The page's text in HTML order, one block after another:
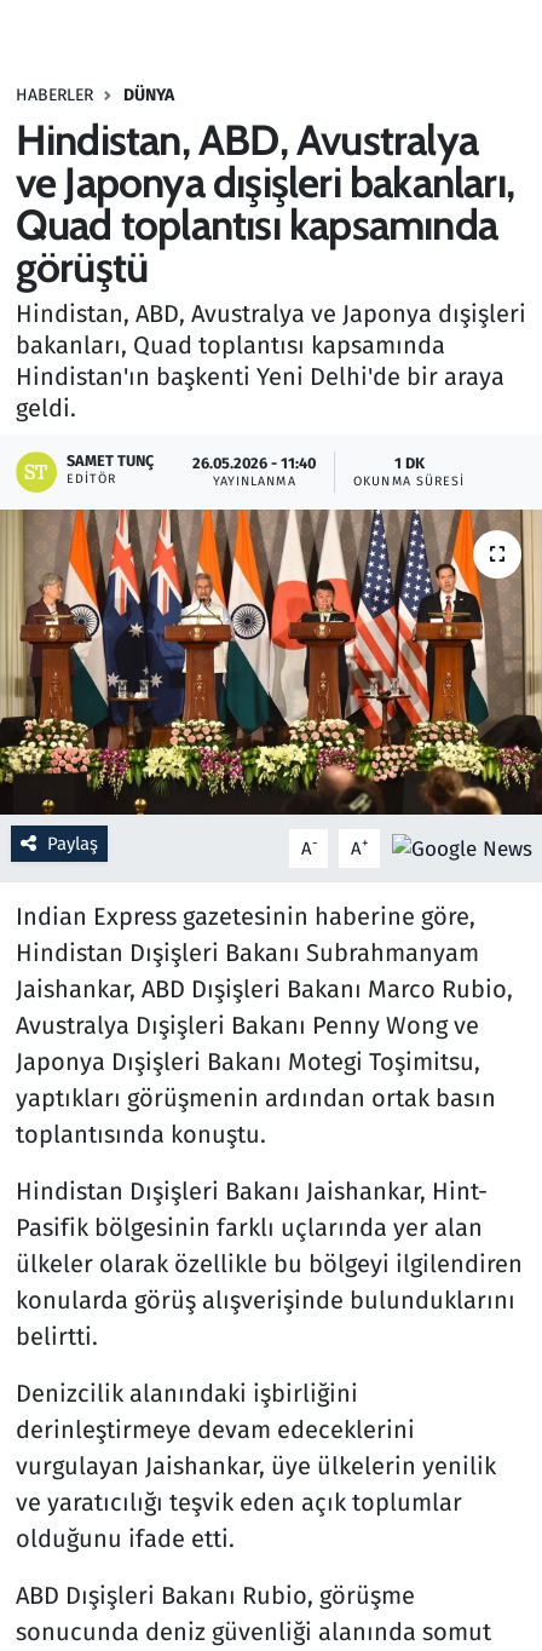
HABERLER DÜNYA
Hindistan, ABD, Avustralya
ve Japonya dışişleri bakanları,
Quad toplantısı kapsamında
görüştü
Hindistan, ABD, Avustralya ve Japonya dışişleri
bakanları, Quad toplantısı kapsamında
Hindistan'ın başkenti Yeni Delhi'de bir araya
geldi.
SAMET TUNÇ
EDITÖR
26.05.2026 - 11:40
YAYINLANMA
1 DK
OKUNMA SÜRESI
Paylaş A- A+
Indian Express gazetesinin haberine göre,
Hindistan Dışişleri Bakanı Subrahmanyam
Jaishankar, ABD Dışişleri Bakanı Marco Rubio,
Avustralya Dışişleri Bakanı Penny Wong ve
Japonya Dışişleri Bakanı Motegi Toşimitsu,
yaptıkları görüşmenin ardından ortak basın
toplantısında konuştu.
Hindistan Dışişleri Bakanı Jaishankar, Hint-
Pasifik bölgesinin farklı uçlarında yer alan
ülkeler olarak özellikle bu bölgeyi ilgilendiren
konularda görüş alışverişinde bulunduklarını
belirtti.
Denizcilik alanındaki işbirliğini
derinleştirmeye devam edeceklerini
vurgulayan Jaishankar, üye ülkelerin yenilik
ve yaratıcılığı teşvik eden açık toplumlar
olduğunu ifade etti.
ABD Dışişleri Bakanı Rubio, görüşme
sonucunda deniz güvenliği alanında somut
Haber
Kültür Sanat
Kurumsal Haberler
Lezzet Durağı
Memur ve Kamu
Otomobil
Oyun
Ramazan
Resmi İlanlar
Rüya Tabirleri
Sağlık
Savunma Sanayi
Seçim 2023
Spor
Teknoloji ve Bilim
Televizyon